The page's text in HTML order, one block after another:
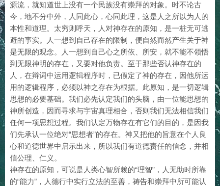
源流，就知道世上没有一个民族没有崇拜的对象。时不论古
今，地不分中外，人同此心，心同此理，这是人之所以为人的
本性和道理。太穷则呼天，人对神存在的原知，是一桩无可逃
避的事实。人一想到自己存在的限制，便自然而然产生关于神
是无限的观念。人一想到自己心之所依、所安，就不能不领悟
到无限神明的存在，又要对他负责。至于那些否认神存在的
人，在辩词中运用逻辑程序时，已假定了神的存在，因他所运
用的逻辑程序，必须以神之存在为根据。此原知，是一切逻辑
思想的必要基础。我们必先认定我们的头脑，由一位能思想的
神所创造，因而寻求与宇宙真理相合，否则我们无法相信我们
任何一项思想过程。我们认定万物存在有它们的目的，是因我
们先承认一位绝对“思想者”的存在。神又把他的旨意在个人良
心和道德世界中启示出来，所以我们有道德责任的信念，并相
信公理、仁义。
神存在的原知，可说是人类心智所赖的“理智”，人无助时所靠
的“能力”，人德行中实行立法的至善，祷告和崇拜中所可能认